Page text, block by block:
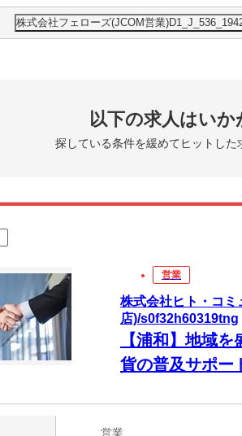
株式会社フェローズ(JCOM営業
以下の求人はいか
探している条件を緩めてヒットし
営業
株式会社ヒト・コミ
店)/s0f32h60319tng
【浦和】地域
貨の普及サポー
営業